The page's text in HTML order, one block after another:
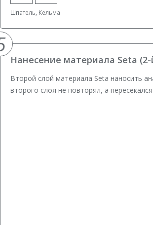
Шпатель, Кельма
Нанесение материала Seta
Второй слой материала Seta наносить
второго слоя не повторял, а